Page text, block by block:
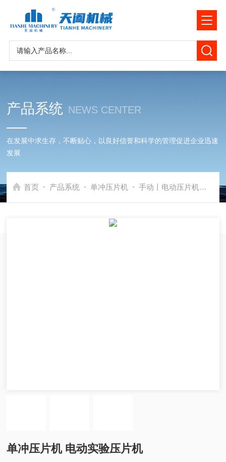
产品系统 NEWS CENTER
在发展中求生存，不断贴心，以良好信誉和科学的管理促进企业迅速
发展
首页 - 产品系统 - 单冲压片机 - 手动丨电动压片机
单冲压片机 电动实验压片机